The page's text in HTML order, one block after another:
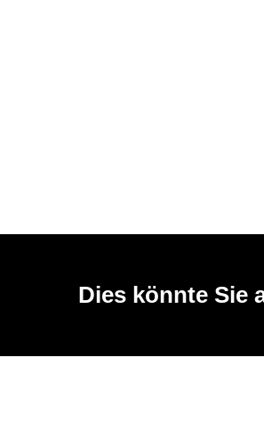
Dies könnte Sie